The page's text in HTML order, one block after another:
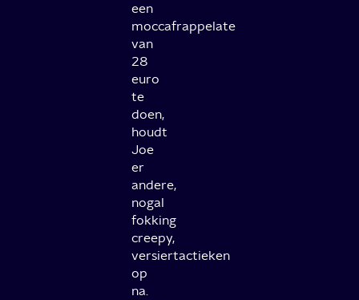
een
moccafrappelate
van
28
euro
te
doen,
houdt
Joe
er
andere,
nogal
fokking
creepy,
versiertactieken
op
na.